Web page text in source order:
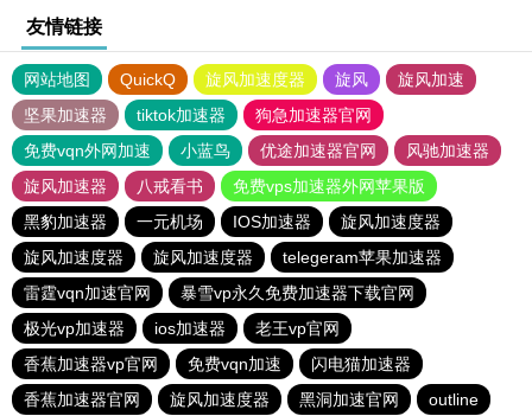
友情链接
网站地图 QuickQ 旋风加速度器 旋风
旋风加速
坚果加速器
tiktok加速器
狗急加速器官网
免费vqn外网加速
小蓝鸟 优途加速器官网
风驰加速器
旋风加速器
八戒看书
免费vps加速器外网苹果版
黑豹加速器
一元机场 IOS加速器
旋风加速度器
旋风加速度器
旋风加速度器
telegeram苹果加速器
雷霆vqn加速官网
暴雪vp永久免费加速器下载官网
极光vp加速器
ios加速器
老王vp官网
香蕉加速器vp官网
免费vqn加速
闪电猫加速器
香蕉加速器官网
旋风加速度器 黑洞加速官网 outline